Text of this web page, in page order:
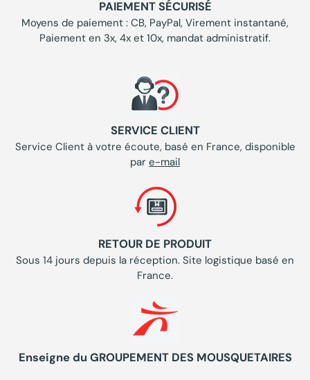
PAIEMENT SÉCURISÉ
Moyens de paiement : CB, PayPal, Virement instantané,
Paiement en 3x, 4x et 10x, mandat administratif.
SERVICE CLIENT
Service Client à votre écoute, basé en France, disponible
par e-mail
RETOUR DE PRODUIT
Sous 14 jours depuis la réception. Site logistique basé en
France.
Enseigne du GROUPEMENT DES MOUSQUETAIRES